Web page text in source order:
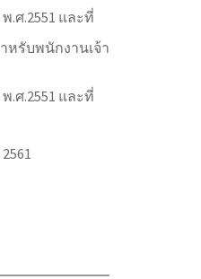
ศ.2551 และที่
หรับพนักงานเจ้า
ศ.2551 และที่